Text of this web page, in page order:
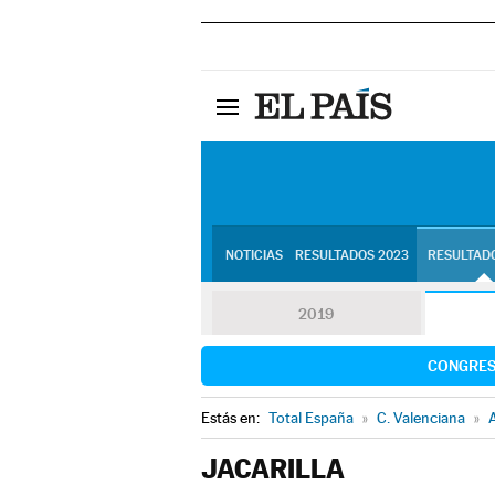
NOTICIAS RESULTADOS 2023
2019
Estás en: Total España » C. Valenciana »
JACARILLA